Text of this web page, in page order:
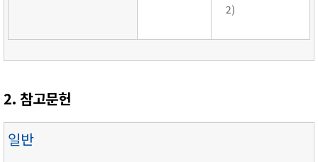
2)
2. 참고문헌
일반